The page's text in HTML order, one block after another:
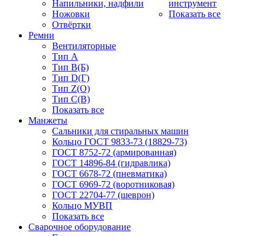
Напильники, надфили
Ножовки
Отвёртки
инструмент
Показать все
Ремни
Вентиляторные
Тип A
Тип B(Б)
Тип D(Г)
Тип Z(O)
Тип С(В)
Показать все
Манжеты
Сальники для стиральных машин
Кольцо ГОСТ 9833-73 (18829-73)
ГОСТ 8752-72 (армированная)
ГОСТ 14896-84 (гидравлика)
ГОСТ 6678-72 (пневматика)
ГОСТ 6969-72 (воротниковая)
ГОСТ 22704-77 (шеврон)
Кольцо МУВП
Показать все
Сварочное оборудование